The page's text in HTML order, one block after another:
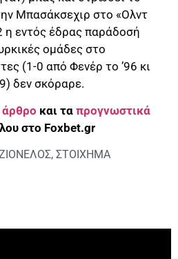
Μπασάκσεχιρ στο «Ολντ
η εντός έδρας παράδοσή
ομάδες στο
(1-0 από Φενέρ το ’96 κι
δεν σκόραρε.
και τα προγνωστικά
στο Foxbet.gr
, ΣΤΟΙΧΗΜΑ